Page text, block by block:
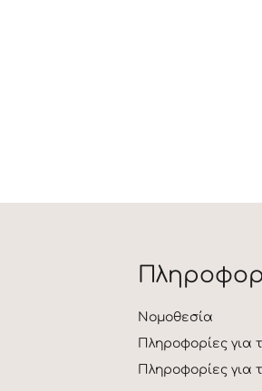
Νομοθεσία
Πληροφορίες για
Πληροφορίες για